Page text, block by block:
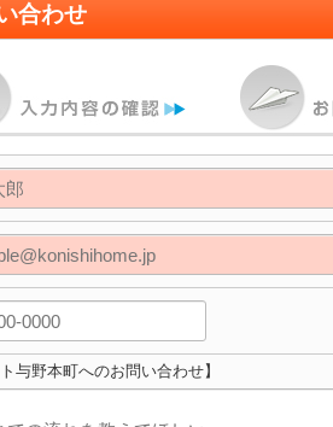
合わせ
与野本町へのお問い合わせ】